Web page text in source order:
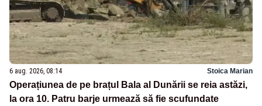
6 aug. 2026, 08:14 Stoica Marian
Operațiunea de pe brațul Bala al Dunării se reia astăzi,
la ora 10. Patru barje urmează să fie scufundate